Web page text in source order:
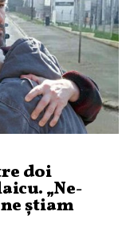
doi
„Ne-
ştiam